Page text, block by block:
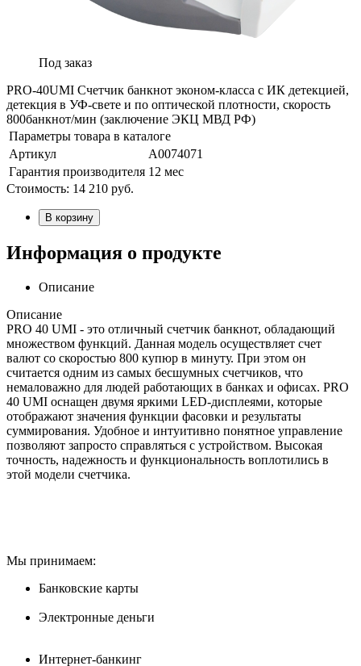
Под заказ
PRO-40UMI Счетчик банкнот эконом-класса с ИК детекцией,
детекция в УФ-свете и по оптической плотности, скорость
800банкнот/мин (заключение ЭКЦ МВД РФ)
Параметры товара в каталоге
Артикул
А0074071
Гарантия производителя 12 мес
Стоимость: 14 210 руб.
В корзину
Информация о продукте
Описание
Описание
PRO 40 UMI - это отличный счетчик банкнот, обладающий
множеством функций. Данная модель осуществляет счет
валют со скоростью 800 купюр в минуту. При этом он
считается одним из самых бесшумных счетчиков, что
немаловажно для людей работающих в банках и офисах. PRO
40 UMI оснащен двумя яркими LED-дисплеями, которые
отображают значения функции фасовки и результаты
суммирования. Удобное и интуитивно понятное управление
позволяют запросто справляться с устройством. Высокая
точность, надежность и функциональность воплотились в
этой модели счетчика.
Мы принимаем:
Банковские карты
Электронные деньги
Интернет-банкинг